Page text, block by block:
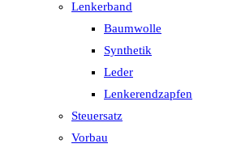
Lenkerband
Baumwolle
Synthetik
Leder
Lenkerendzapfen
Steuersatz
Vorbau